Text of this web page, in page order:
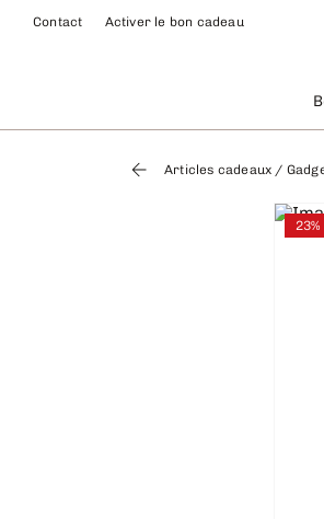
Contact Activer le bon cadeau
Articles cadeaux /
23%